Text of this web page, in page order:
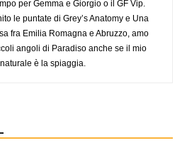
per Gemma e Giorgio o il GF Vip.
le puntate di Grey’s Anatomy e Una
fra Emilia Romagna e Abruzzo, amo
angoli di Paradiso anche se il mio
è la spiaggia.